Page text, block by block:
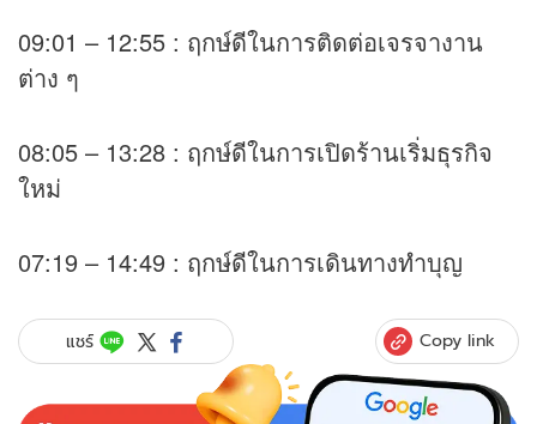
09:01 – 12:55 : ฤกษ์ดีในการติดต่อเจรจางาน
ต่าง ๆ
08:05 – 13:28 : ฤกษ์ดีในการเปิดร้านเริ่มธุรกิจ
ใหม่
07:19 – 14:49 : ฤกษ์ดีในการเดินทางทำบุญ
แชร์ Copy link